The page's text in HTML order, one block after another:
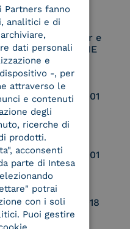
Service Provider e
Aggregatore CIE
UNI EN ISO 37001
UNI EN ISO 27001
UNI EN ISO 27018
ITALIAN
Partners fanno
analitici e di
dati personali
e
-, per
attraverso le
e contenuti
degli
ricerche di
prodotti.
acconsenti
parte di Intesa
potrai
con i soli
Puoi gestire